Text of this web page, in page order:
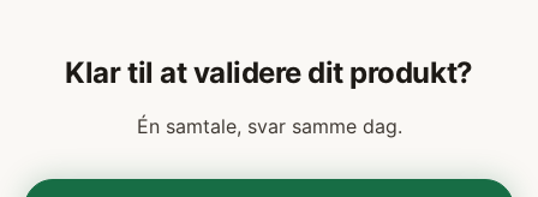
Klar til at validere dit produkt?
Én samtale, svar samme dag.